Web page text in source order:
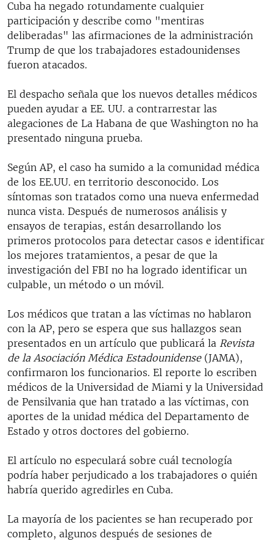
Cuba ha negado rotundamente cualquier
participación y describe como "mentiras
deliberadas" las afirmaciones de la administración
Trump de que los trabajadores estadounidenses
fueron atacados.
El despacho señala que los nuevos detalles médicos
pueden ayudar a EE. UU. a contrarrestar las
alegaciones de La Habana de que Washington no ha
presentado ninguna prueba.
Según AP, el caso ha sumido a la comunidad médica
de los EE.UU. en territorio desconocido. Los
síntomas son tratados como una nueva enfermedad
nunca vista. Después de numerosos análisis y
ensayos de terapias, están desarrollando los
primeros protocolos para detectar casos e identificar
los mejores tratamientos, a pesar de que la
investigación del FBI no ha logrado identificar un
culpable, un método o un móvil.
Los médicos que tratan a las víctimas no hablaron
con la AP, pero se espera que sus hallazgos sean
presentados en un artículo que publicará la Revista
de la Asociación Médica Estadounidense(JAMA),
confirmaron los funcionarios. El reporte lo escriben
médicos de la Universidad de Miami y la Universidad
de Pensilvania que han tratado a las víctimas, con
aportes de la unidad médica del Departamento de
Estado y otros doctores del gobierno.
El artículo no especulará sobre cuál tecnología
podría haber perjudicado a los trabajadores o quién
habría querido agredirles en Cuba.
La mayoría de los pacientes se han recuperado por
completo, algunos después de sesiones de